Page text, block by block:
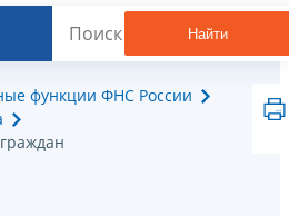
Найти
функции ФНС России